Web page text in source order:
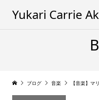
Yukari Carrie
ブログ 音楽 【音楽】